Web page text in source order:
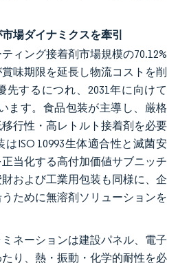
場ダイナミクスを牽引
ィング接着剤市場規模の70.12%
味期限を延長し物流コストを削
先するにつれ、2031年に向けて
ます。食品包装が主導し、厳格
行性・高レトルト接着剤を必要
ISO 10993生体適合性と滅菌安
当化する高付加価値サブニッチ
および工業用包装も同様に、企
ために無溶剤ソリューションを
ネーションは建設パネル、電子
り、熱・振動・化学的耐性を必